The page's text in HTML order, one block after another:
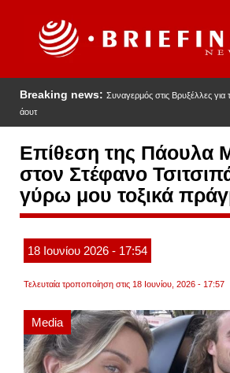
Breaking news: Συναγερμός στις Βρυξέλλες για
άουτ
Επίθεση της Πάουλα
στον Στέφανο
γύρω μου τοξικά
18 Ιουνίου 2026 - 17:54
Τελευταία τροποποίηση στις 18 Ιουνίου, 2026 - 17:57
Media